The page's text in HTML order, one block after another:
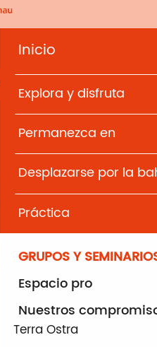
Inicio
Explora y disfruta
Permanezca en
Desplazarse por la
Práctica
GRUPOS Y
Espacio pro
Nuestros
Terra Ostra